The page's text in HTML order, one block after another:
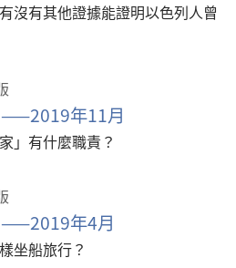
沒有其他證據能證明以色列人曾
年11月
」有什麼職責？
年4月
坐船旅行？